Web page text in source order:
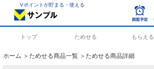
Vポイントが貯まる・使える
トップ ためせる もらえる
ホーム ＞ためせる商品一覧 ＞ためせる商品詳細